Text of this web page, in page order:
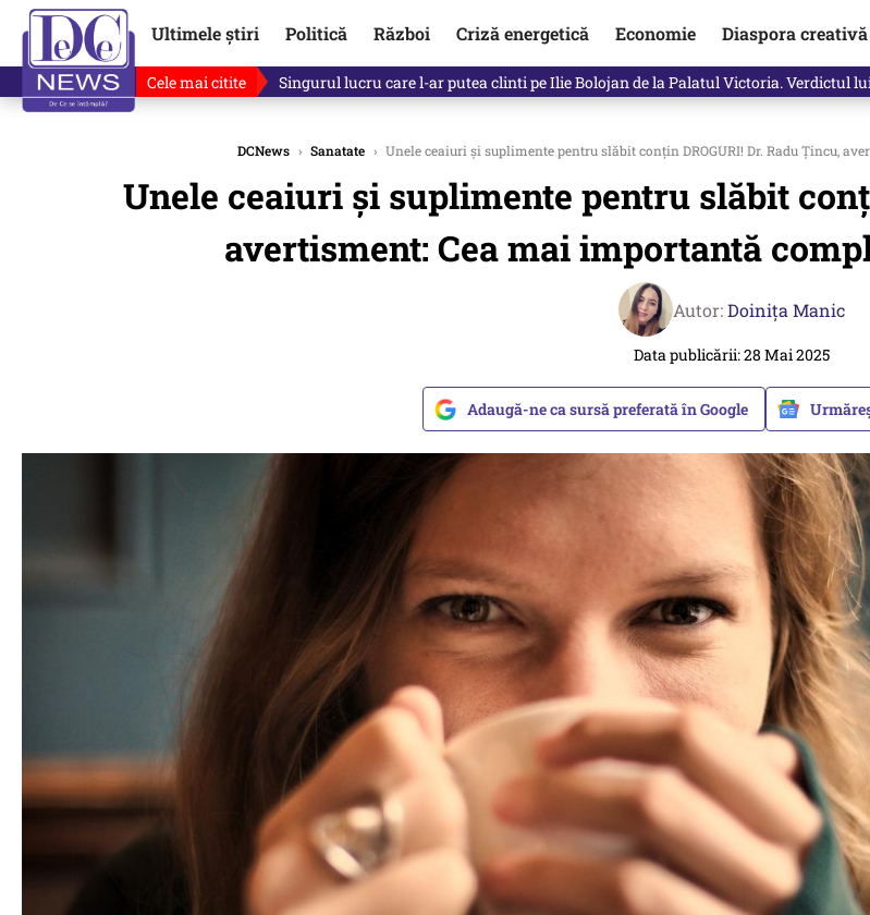
Ultimele știri Politică Război Criză energetică Economie Diaspora creativă
Cele mai citite Ce se întâmplă cu primul buletin electronic, decizia luată astăzi de Guvern pentru
DCNews › Sanatate › Unele ceaiuri și suplimente pentru slăbit conțin DROGURI! Dr. Radu Țincu,
Unele ceaiuri și suplimente pentru slăbit
avertisment: Cea mai importantă
Autor:Doinița Manic
Data publicării: 28 Mai 2025
Adaugă-ne ca sursă preferată în Google